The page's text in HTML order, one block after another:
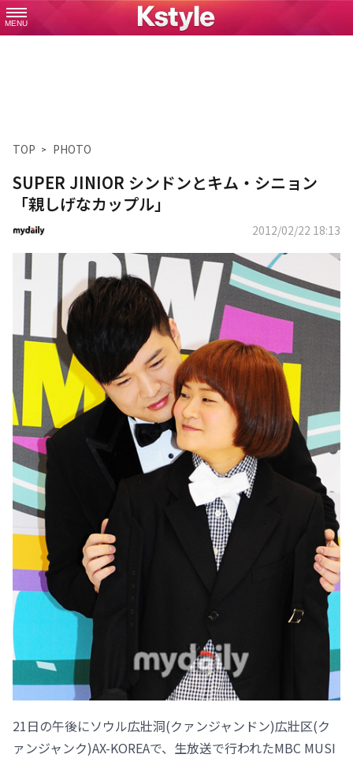
MENU
TOP PHOTO
SUPER JINIOR シンドンとキム・シニョン
「親しげなカップル」
2012/02/22 18:13
21日の午後にソウル広壯洞(クァンジャンドン)広壯区(ク
ァンジャンク)AX-KOREAで、生放送で行われたMBC MUSI